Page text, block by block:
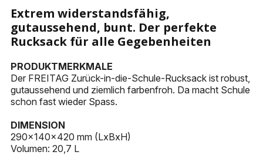
KEYHOLDERS
OTHER ACCESSORIES
Extrem widerstandsfähig,
gutaussehend, bunt. Der perfekte
Rucksack für alle Gegebenheiten
PRODUKTMERKMALE
Der FREITAG Zurück-in-die-Schule-Rucksack ist robust,
gutaussehend und ziemlich farbenfroh. Da macht Schule
schon fast wieder Spass.
DIMENSION
290x140x420 mm (LxBxH)
Volumen: 20,7 L